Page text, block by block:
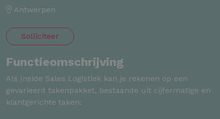
Antwerpen
Solliciteer
Functieomschrijving
Als Inside Sales Logistiek kan je rekenen op een
gevarieerd takenpakket, bestaande uit cijfermatige en
klantgerichte taken: